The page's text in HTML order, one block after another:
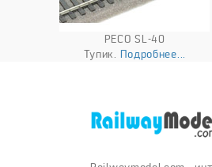
PECO SL-40
Тупик. Подробнее...